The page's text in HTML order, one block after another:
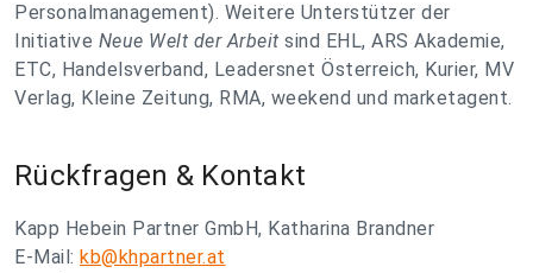
Personalmanagement). Weitere Unterstützer der
Initiative Neue Welt der Arbeit sind EHL, ARS Akademie,
ETC, Handelsverband, Leadersnet Österreich, Kurier, MV
Verlag, Kleine Zeitung, RMA, weekend und marketagent.
Rückfragen & Kontakt
Kapp Hebein Partner GmbH, Katharina Brandner
E-Mail: kb@khpartner.at